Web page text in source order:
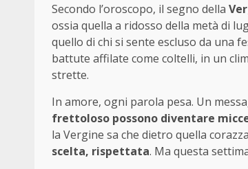
Secondo l’oroscopo, il segno della
ossia quella a ridosso della metà di
quello di chi si sente escluso da una
battute affilate come coltelli, in un
strette.
In amore, ogni parola pesa. Un
frettoloso possono diventare
la Vergine sa che dietro quella
scelta, rispettata. Ma questa